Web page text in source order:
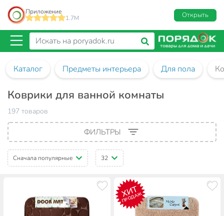
Приложение
1.7M
Открыть
Каталог Предметы интерьера Для пола
Коврики для ванной комнаты
197 товаров
ФИЛЬТРЫ
Сначала популярные 32
ХИТ
ПРОДАЖ